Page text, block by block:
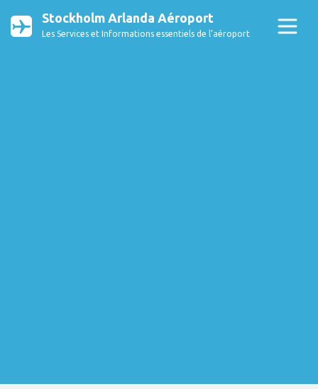
Stockholm Arlanda Aéroport
Les Services et Informations essentiels de l’aéroport